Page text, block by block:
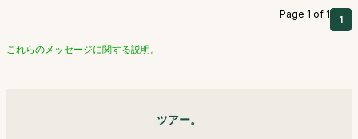
Page 1 of 1 1
これらのメッセージに関する説明。
ツアー。